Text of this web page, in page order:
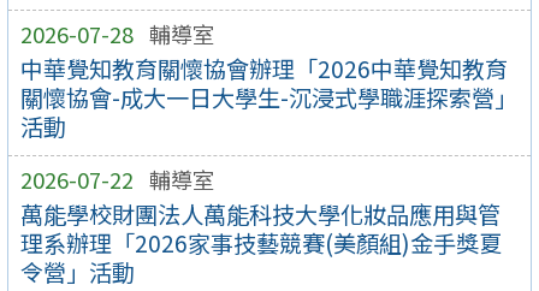
2026-07-28 輔導室
中華覺知教育關懷協會辦理「2026中華覺知教育
關懷協會-成大一日大學生-沉浸式學職涯探索營」
活動
2026-07-22 輔導室
萬能學校財團法人萬能科技大學化妝品應用與管
理系辦理「2026家事技藝競賽(美顏組)金手獎夏
令營」活動